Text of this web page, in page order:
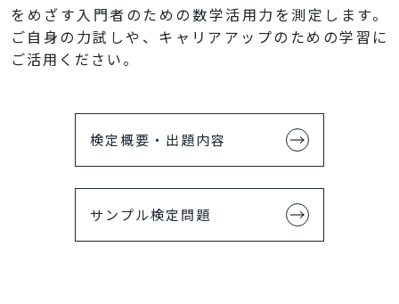
をめざす入門者のための数学活用力を測定します。
ご自身の力試しや、キャリアアップのための学習に
ご活用ください。
検定概要・出題内容
サンプル検定問題